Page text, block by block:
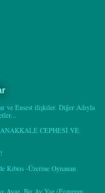
ve Ensest ilişkiler. Diğer Adıyla
CEPHESİ VE
Kıbrıs -Üzerine Oynanan
Ayaz, Bir Ay Yaz (Erzurum,